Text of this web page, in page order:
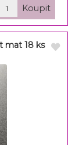
mat 18 ks